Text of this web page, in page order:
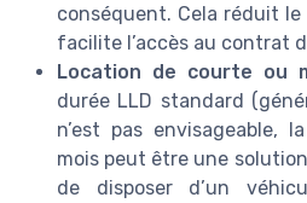
conséquent. Cela réduit
facilite l’accès au contrat
Location de courte ou
durée LLD standard
n’est pas envisageable,
mois peut être une
de disposer d’un